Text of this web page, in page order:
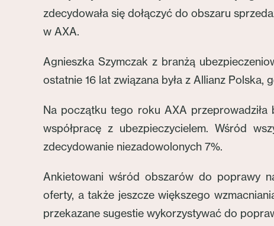
zdecydowała się dołączyć do obszaru
w AXA.
Agnieszka Szymczak z branżą
ostatnie 16 lat związana była z Allianz Polska,
Na początku tego roku AXA
współpracę z ubezpieczycielem. Wśród
zdecydowanie niezadowolonych 7%.
Ankietowani wśród obszarów do poprawy
oferty, a także jeszcze większego
przekazane sugestie wykorzystywać do